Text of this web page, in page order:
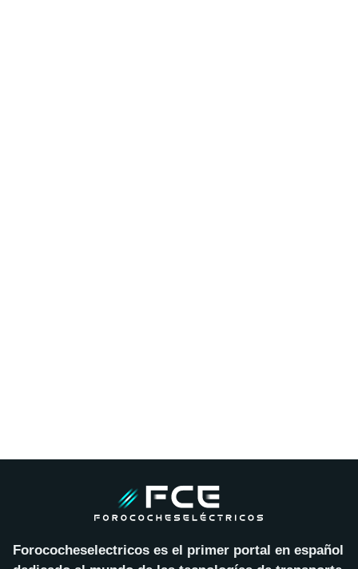
Forococheselectricos es el primer portal en español